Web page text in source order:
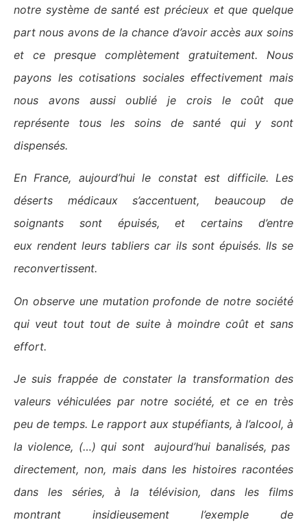
notre système de santé est précieux et que quelque
part nous avons de la chance d’avoir accès aux soins
et ce presque complètement gratuitement. Nous
payons les cotisations sociales effectivement mais
nous avons aussi oublié je crois le coût que
représente tous les soins de santé qui y sont
dispensés.
En France, aujourd’hui le constat est difficile. Les
déserts médicaux s’accentuent, beaucoup de
soignants sont épuisés, et certains d’entre
eux rendent leurs tablierscar ils sont épuisés. Ils se
reconvertissent.
On observe une mutation profonde de notre société
qui veut tout tout de suite à moindre coût et sans
effort.
Je suis frappée de constater la transformation des
valeurs véhiculées par notre société, et ce en très
peu de temps. Le rapport aux stupéfiants, à l’alcool, à
la violence, (…) qui sontaujourd’hui banalisés, pas
directement, non, mais dans les histoires racontées
dans les séries, à la télévision, dans les films
montrant insidieusement l’exemple de